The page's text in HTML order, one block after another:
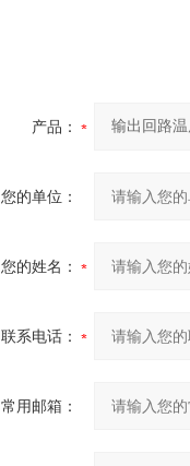
产品：
您的单位：
您的姓名：
联系电话：
常用邮箱：